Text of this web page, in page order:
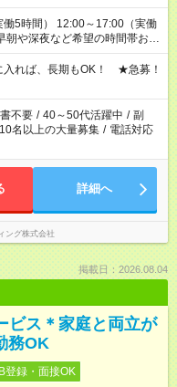
5時間） 12:00～17:00（実働
アリングもしますので、ご安
れば、長期もOK！ ★急募！
不要 / 40～50代活躍中 / 副
10名以上の大量募集 / 電話対応
詳細へ
ング株式会社
掲載日：2026.08.04
ビス＊家庭と両立が
務OK
登録・面接OK